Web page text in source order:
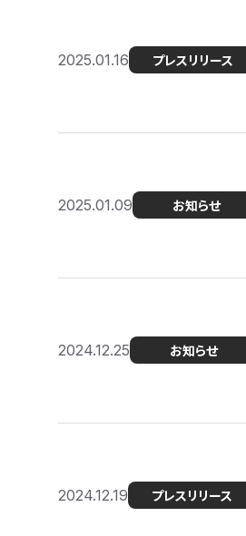
2025.01.16 プレスリリース
2025.01.09 お知らせ
2024.12.25 お知らせ
2024.12.19 プレスリリース